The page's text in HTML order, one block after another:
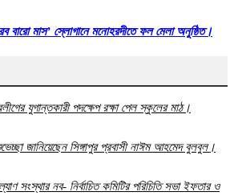
বারো মাস’ স্লোগানে মনোহরদীতে ফল মেলা অনুষ্ঠিত।
যুগান্তকারী পদক্ষেপ রক্ষা পেল স্কুলের মাঠ।
জানিয়েছেন সিঙ্গাপুর প্রবাসী নাঈম আহমেদ বুলবুল।
সংস্থার নব- নির্বাচিত কমিটির পরিচিতি সভা ইফতার ও